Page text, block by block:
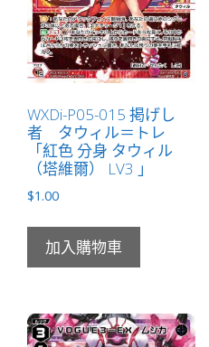
WXDi-P05-015 掲げし
者 タウィル＝トレ
「紅色 分身 タウィル
（塔維爾） LV3 」
$1.00
加入購物車